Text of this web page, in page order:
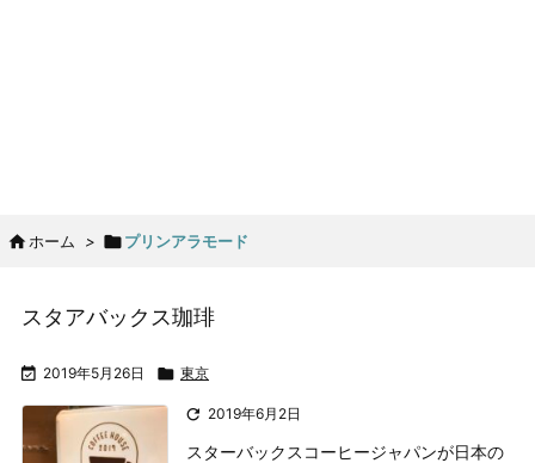
 ホーム > プリンアラモード
スタアバックス珈琲
 2019年5月26日  東京
 2019年6月2日
スターバックスコーヒージャパンが日本の